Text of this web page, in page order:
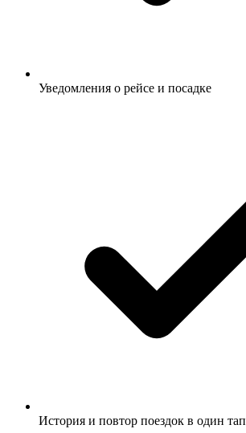
Уведомления о рейсе и посадке
История и повтор поездок в один тап